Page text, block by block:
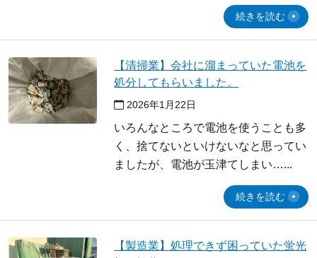
続きを読む
【清掃業】会社に溜まっていた電池を
処分してもらいました。
2026年1月22日
いろんなところで電池を使うことも多
く、捨てないといけないなと思ってい
ましたが、電池が玉津てしまい…
続きを読む
【製造業】処理できず困っていた蛍光